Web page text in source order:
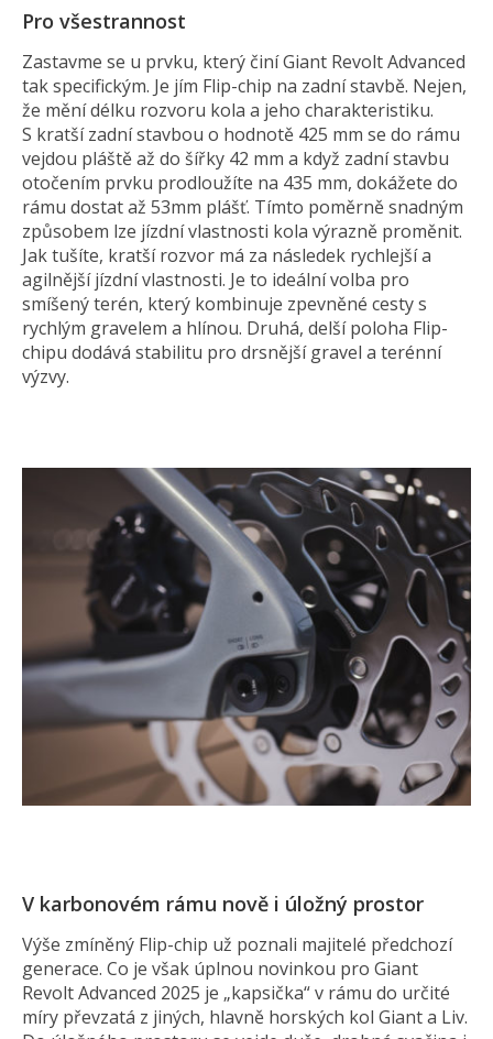
Pro všestrannost
Zastavme se u prvku, který činí Giant Revolt Advanced
tak specifickým. Je jím Flip-chip na zadní stavbě. Nejen,
že mění délku rozvoru kola a jeho charakteristiku.
S kratší zadní stavbou o hodnotě 425 mm se do rámu
vejdou pláště až do šířky 42 mm a když zadní stavbu
otočením prvku prodloužíte na 435 mm, dokážete do
rámu dostat až 53mm plášť. Tímto poměrně snadným
způsobem lze jízdní vlastnosti kola výrazně proměnit.
Jak tušíte, kratší rozvor má za následek rychlejší a
agilnější jízdní vlastnosti. Je to ideální volba pro
smíšený terén, který kombinuje zpevněné cesty s
rychlým gravelem a hlínou. Druhá, delší poloha Flip-
chipu dodává stabilitu pro drsnější gravel a terénní
výzvy.
V karbonovém rámu nově i úložný prostor
Výše zmíněný Flip-chip už poznali majitelé předchozí
generace. Co je však úplnou novinkou pro Giant
Revolt Advanced 2025 je „kapsička“ v rámu do určité
míry převzatá z jiných, hlavně horských kol Giant a Liv.